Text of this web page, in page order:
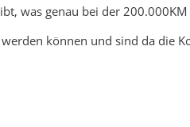
was genau bei der
können und sind da die